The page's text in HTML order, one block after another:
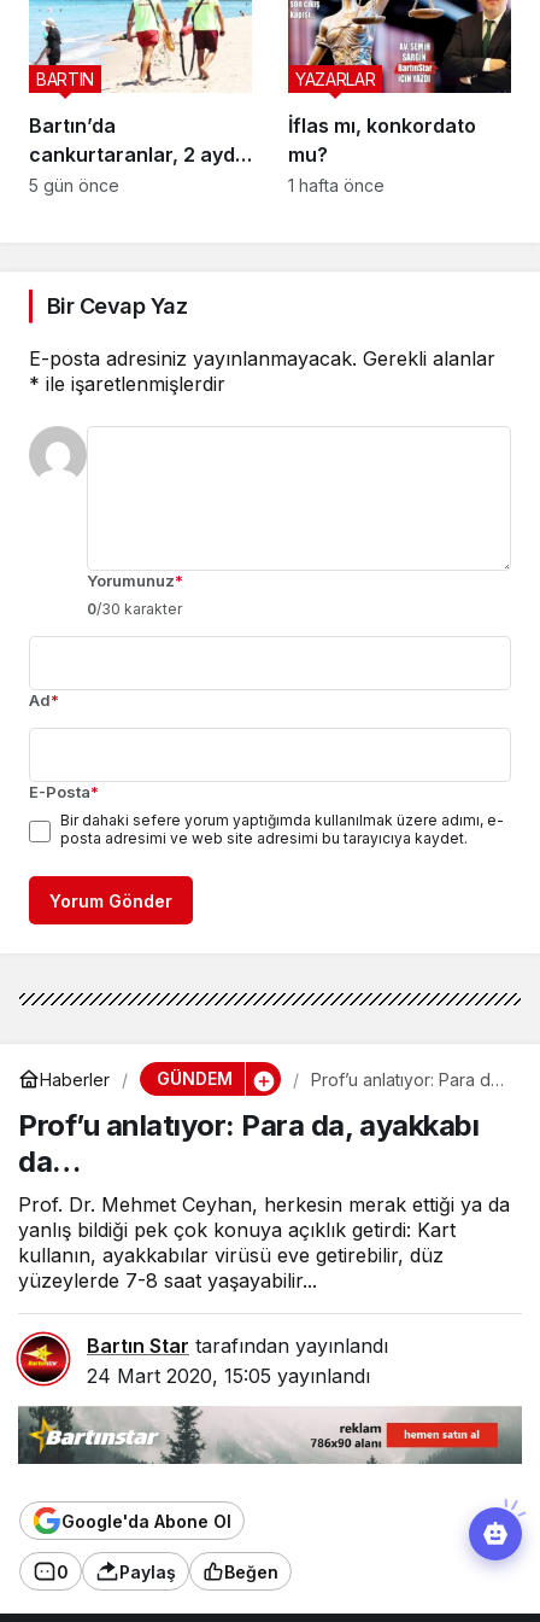
Bartın’da
cankurtaranlar, 2 ayda
bakın kaç hayat
BARTIN
5 gün önce
İflas mı, konkordato
mu?
YAZARLAR
1 hafta önce
Bir Cevap Yaz
E-posta adresiniz yayınlanmayacak. Gerekli alanlar
* ile işaretlenmişlerdir
Yorumunuz*
0/30 karakter
Ad*
E-Posta*
Bir dahaki sefere yorum yaptığımda kullanılmak üzere adımı, e-
posta adresimi ve web site adresimi bu tarayıcıya kaydet.
Yorum Gönder
Haberler GÜNDEM
Prof’u anlatıyor: Para da,
Prof’u anlatıyor: Para da, ayakkabı
da…
Prof. Dr. Mehmet Ceyhan, herkesin merak ettiği ya da
yanlış bildiği pek çok konuya açıklık getirdi: Kart
kullanın, ayakkabılar virüsü eve getirebilir, düz
yüzeylerde 7-8 saat yaşayabilir...
Bartın Star tarafından yayınlandı
24 Mart 2020, 15:05 yayınlandı
Google'da Abone Ol
0 Paylaş Beğen